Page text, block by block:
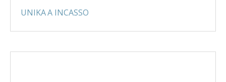
UNIKA A INCASSO